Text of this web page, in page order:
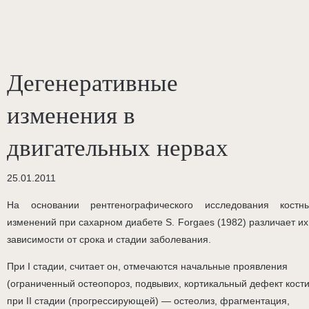
Дегенеративные
изменения в
двигательных нервах
25.01.2011
На основании рентгенографического исследования
изменений при сахарном диабете S. Forgaes (1982) различает
зависимости от срока и стадии заболевания.
При I стадии, считает он, отмечаются начальные проявления
(ограниченный остеопороз, подвывих, кортикальный дефект
при II стадии (прогрессирующей) — остеолиз, фрагментация,